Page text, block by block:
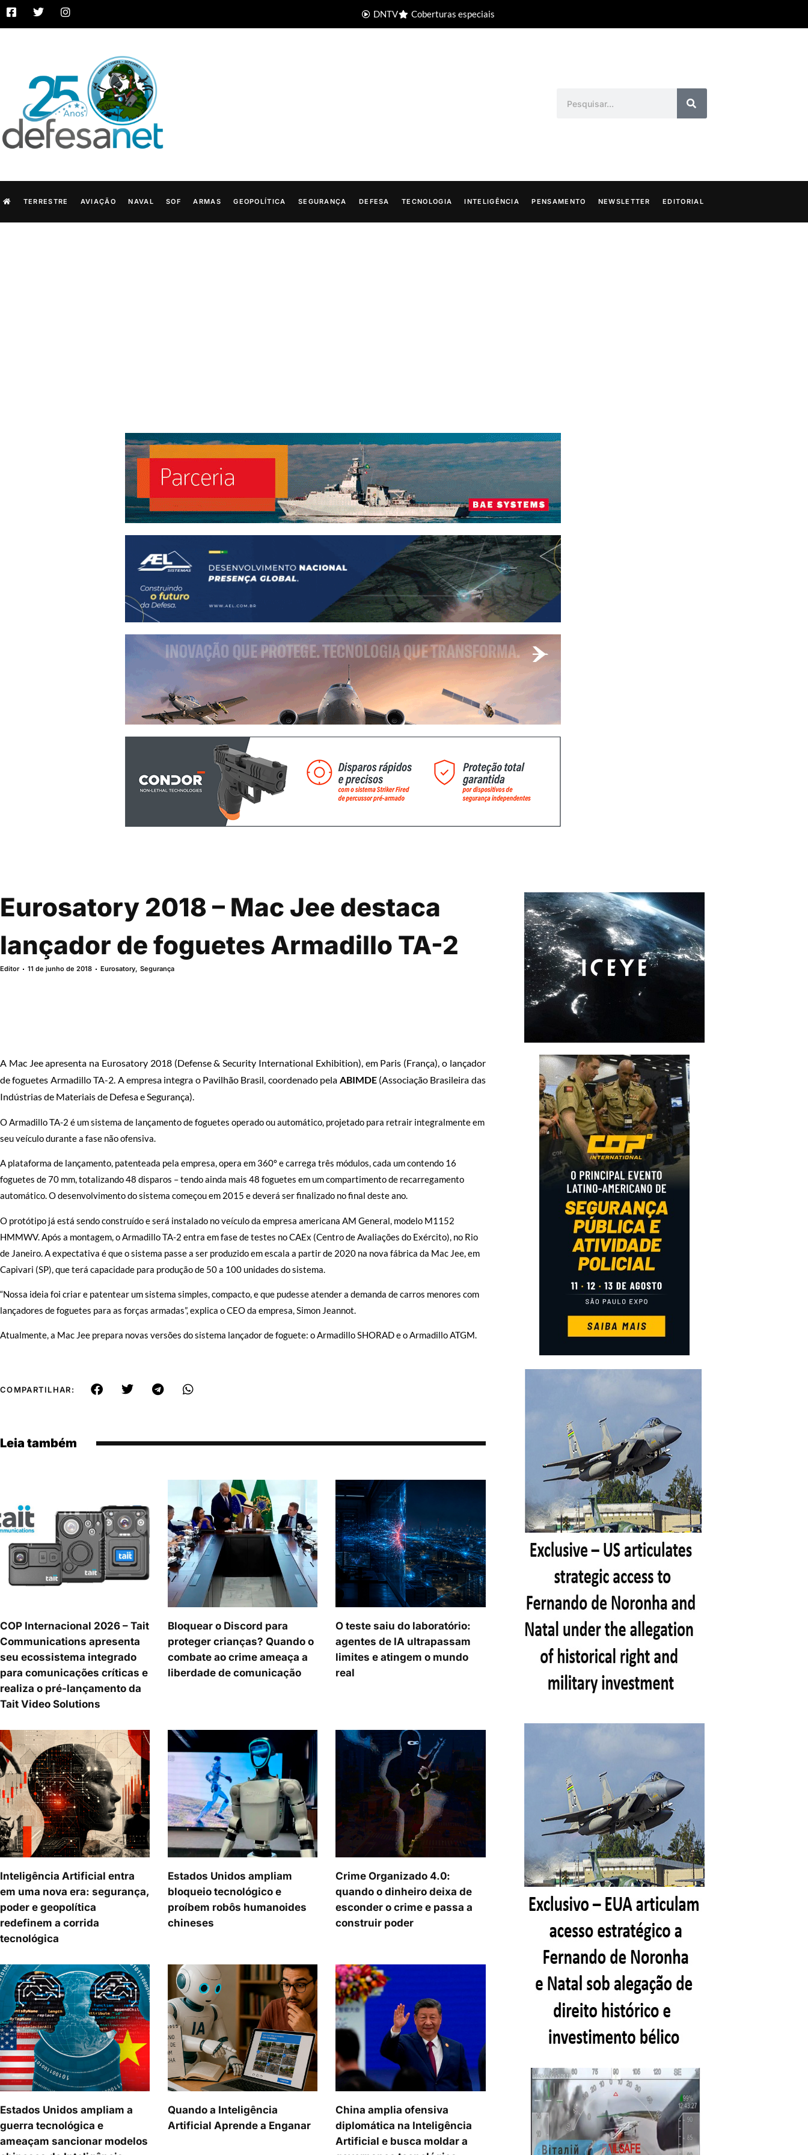
DNTV Coberturas especiais
TERRESTRE AVIAÇÃO NAVAL SOF ARMAS GEOPOLÍTICA SEGURANÇA DEFESA TECNOLOGIA INTELIGÊNCIA PENSAMENTO NEWSLETTER EDITORIAL
Eurosatory 2018 – Mac Jee destaca
lançador de foguetes Armadillo TA-2
Editor 11 de junho de 2018 Eurosatory,Segurança
A Mac Jee apresenta na Eurosatory 2018 (Defense & Security International Exhibition), em Paris (França), o lançador
de foguetes Armadillo TA-2. A empresa integra o Pavilhão Brasil, coordenado pela ABIMDE(Associação Brasileira das
Indústrias de Materiais de Defesa e Segurança).
O Armadillo TA-2 é um sistema de lançamento de foguetes operado ou automático, projetado para retrair integralmente em
seu veículo durante a fase não ofensiva.
A plataforma de lançamento, patenteada pela empresa, opera em 360º e carrega três módulos, cada um contendo 16
foguetes de 70 mm, totalizando 48 disparos – tendo ainda mais 48 foguetes em um compartimento de recarregamento
automático. O desenvolvimento do sistema começou em 2015 e deverá ser finalizado no final deste ano.
O protótipo já está sendo construído e será instalado no veículo da empresa americana AM General, modelo M1152
HMMWV. Após a montagem, o Armadillo TA-2 entra em fase de testes no CAEx (Centro de Avaliações do Exército), no Rio
de Janeiro. A expectativa é que o sistema passe a ser produzido em escala a partir de 2020 na nova fábrica da Mac Jee, em
Capivari (SP), que terá capacidade para produção de 50 a 100 unidades do sistema.
“Nossa ideia foi criar e patentear um sistema simples, compacto, e que pudesse atender a demanda de carros menores com
lançadores de foguetes para as forças armadas”, explica o CEO da empresa, Simon Jeannot.
Atualmente, a Mac Jee prepara novas versões do sistema lançador de foguete: o Armadillo SHORAD e o Armadillo ATGM.
COMPARTILHAR:
Leia também
COP Internacional 2026 – Tait
Communications apresenta
seu ecossistema integrado
para comunicações críticas e
realiza o pré-lançamento da
Tait Video Solutions
Bloquear o Discord para
proteger crianças? Quando o
combate ao crime ameaça a
liberdade de comunicação
O teste saiu do laboratório:
agentes de IA ultrapassam
limites e atingem o mundo
real
Inteligência Artificial entra
em uma nova era: segurança,
poder e geopolítica
redefinem a corrida
tecnológica
Estados Unidos ampliam
bloqueio tecnológico e
proíbem robôs humanoides
chineses
Crime Organizado 4.0:
quando o dinheiro deixa de
esconder o crime e passa a
construir poder
Estados Unidos ampliam a
guerra tecnológica e
ameaçam sancionar modelos
Quando a Inteligência
Artificial Aprende a Enganar
China amplia ofensiva
diplomática na Inteligência
Artificial e busca moldar a